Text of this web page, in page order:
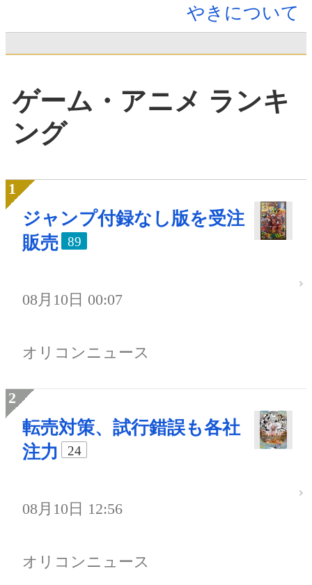
やきについて
ゲーム・アニメ ランキ
ング
ジャンプ付録なし版を受注
販売
89
08月10日 00:07
オリコンニュース
転売対策、試行錯誤も各社
注力
24
08月10日 12:56
オリコンニュース